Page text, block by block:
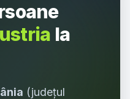
la
(județul